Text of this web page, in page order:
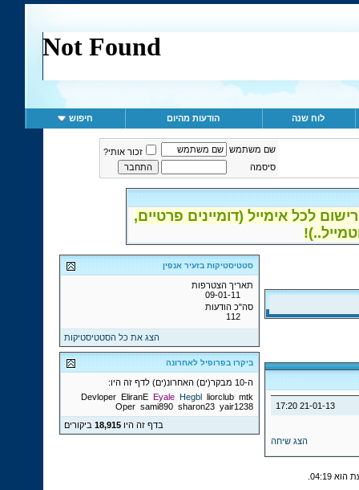
לוח שנה הודעות מהיום חיפוש
שם משתמש
זכור אותי?
סיסמה
לכל אימייל (דומיינים פרטיים,
21-01-13
17:20
הצג שיחה
סטטיסטיקות בזעיר אנפין
תאריך הצטרפות
09-01-11
סה"כ הודעות
112
הצג את כל הסטטיסטיקות
ביקרו בפרופיל לאחרונה
ה-10 מבקר(ים) האחרונ(ים) לדף זה היו:
Devloper EliranE Eyale Hegbl liorclub mtk
Oper sami890 sharon23 yair1238
בדף זה היו18,915 ביקורים
04:19